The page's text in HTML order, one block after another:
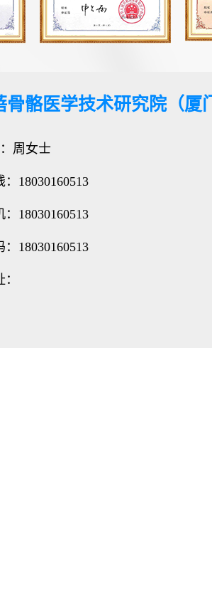
骨骼医学技术研究院（厦
周女士
18030160513
18030160513
18030160513